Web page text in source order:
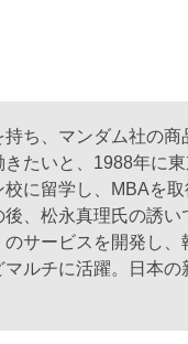
ち、マンダム社の
たいと、1988年に
に留学し、MBAを
、松永真理氏の誘
サービスを開発し
ルチに活躍。日本